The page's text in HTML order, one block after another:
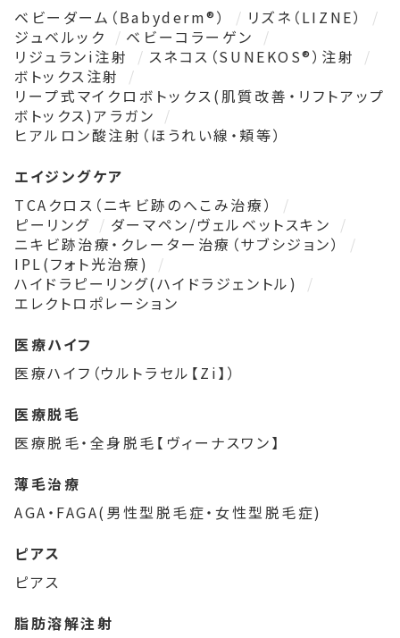
ベビーダーム（Babyderm®）
リズネ（LIZNE）
ジュベルック
ベビーコラーゲン
リジュランi注射
スネコス（SUNEKOS®）注射
ボトックス注射
リープ式マイクロボトックス(肌質改善・リフトアップ
ボトックス)アラガン
ヒアルロン酸注射（ほうれい線・頬等）
エイジングケア
TCAクロス（ニキビ跡のへこみ治療）
ピーリング
ダーマペン/ヴェルベットスキン
ニキビ跡治療・クレーター治療（サブシジョン）
IPL(フォト光治療)
ハイドラピーリング(ハイドラジェントル)
エレクトロポレーション
医療ハイフ
医療ハイフ（ウルトラセル【Zi】）
医療脱毛
医療脱毛・全身脱毛【ヴィーナスワン】
薄毛治療
AGA・FAGA(男性型脱毛症・女性型脱毛症)
ピアス
ピアス
脂肪溶解注射